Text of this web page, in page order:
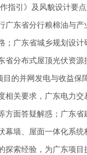
指引》及风貌设计要
广东省分行粮棉油与
；广东省城乡规划设
省分布式屋顶光伏资
的并网发电与收益保
相关要求，广东电力
方面答疑解惑；广东
幕墙、屋面一体化系
探索经验，为广东项